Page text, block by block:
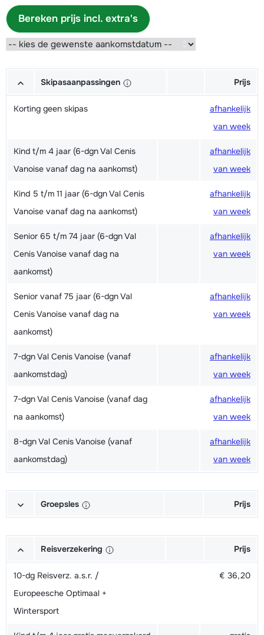
Bereken prijs incl. extra's
Skipasaanpassingen Prijs
Korting geen skipas
afhankelijk
van week
Kind t/m 4 jaar (6-dgn Val Cenis
Vanoise vanaf dag na aankomst)
afhankelijk
van week
Kind 5 t/m 11 jaar (6-dgn Val Cenis
Vanoise vanaf dag na aankomst)
afhankelijk
van week
Senior 65 t/m 74 jaar (6-dgn Val
Cenis Vanoise vanaf dag na
aankomst)
afhankelijk
van week
Senior vanaf 75 jaar (6-dgn Val
Cenis Vanoise vanaf dag na
aankomst)
afhankelijk
van week
7-dgn Val Cenis Vanoise (vanaf
aankomstdag)
afhankelijk
van week
7-dgn Val Cenis Vanoise (vanaf dag
na aankomst)
afhankelijk
van week
8-dgn Val Cenis Vanoise (vanaf
aankomstdag)
afhankelijk
van week
Groepsles Prijs
11.45 uur - Beginner
Ski Volwassene (6x 2h30) 09.15-
11.45 uur - Gemiddeld
€ 156,00
Ski Volwassene (6x 2h30) 09.15-
Reisverzekering Prijs
10-dg Reisverz. a.s.r. /
Europeesche Optimaal +
Wintersport
€ 36,20